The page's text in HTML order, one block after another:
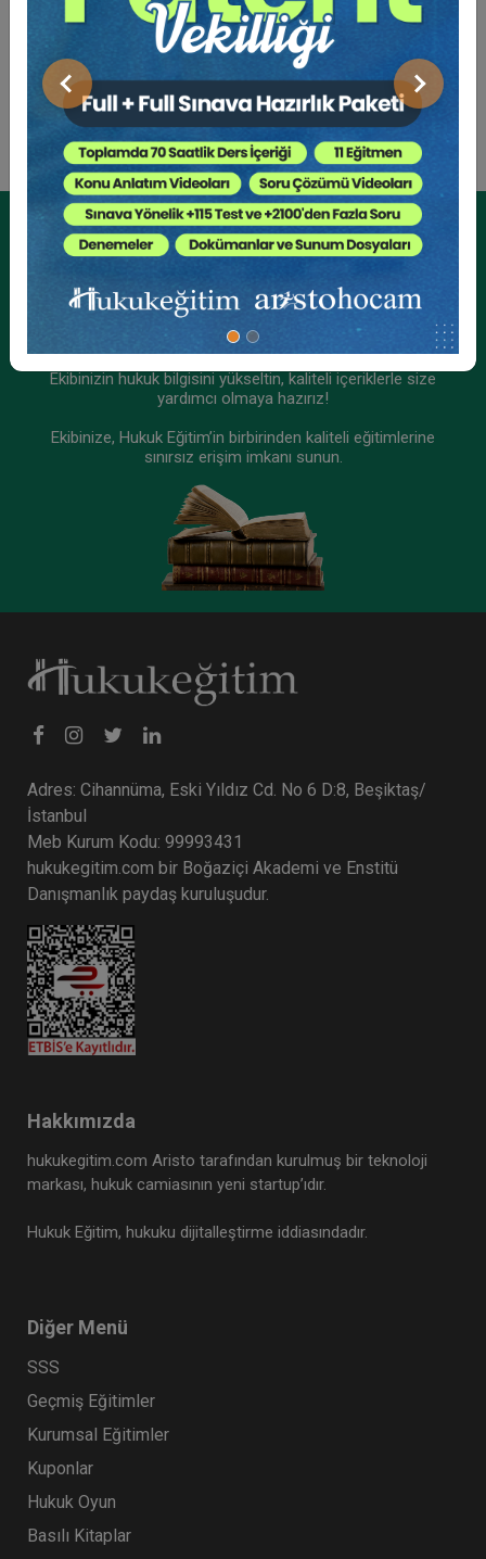
Önceki Sonraki
Sosyal Medya
Kurumsal Üyelikler İçin
Kurumsal Teklif Alın
Ekibinizin hukuk bilgisini yükseltin, kaliteli içeriklerle size
yardımcı olmaya hazırız!
Ekibinize, Hukuk Eğitim’in birbirinden kaliteli eğitimlerine
sınırsız erişim imkanı sunun.
Adres: Cihannüma, Eski Yıldız Cd. No 6 D:8, Beşiktaş/
İstanbul
Meb Kurum Kodu: 99993431
hukukegitim.com bir Boğaziçi Akademi ve Enstitü
Danışmanlık paydaş kuruluşudur.
Hakkımızda
hukukegitim.com Aristo tarafından kurulmuş bir teknoloji
markası, hukuk camiasının yeni startup’ıdır.
Hukuk Eğitim, hukuku dijitalleştirme iddiasındadır.
Diğer Menü
SSS
Geçmiş Eğitimler
Kurumsal Eğitimler
Kuponlar
Hukuk Oyun
Basılı Kitaplar